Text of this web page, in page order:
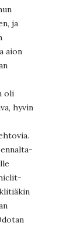
ja
aion
oli
hyvin